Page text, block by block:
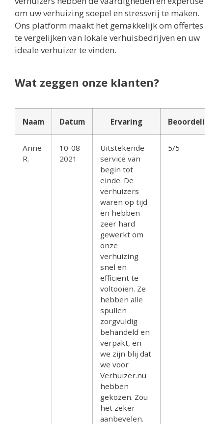
om uw verhuizing soepel en stressvrij te maken.
Ons platform maakt het gemakkelijk om offertes
te vergelijken van lokale verhuisbedrijven en uw
ideale verhuizer te vinden.
Wat zeggen onze klanten?
Naam Datum Ervaring Beoordeling
Anne
R.
10-08-
2021
Uitstekende
service van
begin tot
einde. De
verhuizers
waren op tijd
en hebben
zeer hard
gewerkt om
onze
verhuizing
snel en
efficiënt te
voltooien. Ze
hebben alle
spullen
zorgvuldig
behandeld en
verpakt, en
we zijn blij dat
we voor
Verhuizer.nu
hebben
gekozen. Zou
het zeker
aanbevelen.
5/5